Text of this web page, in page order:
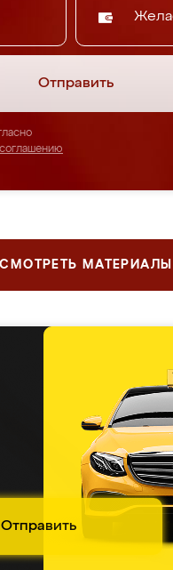
Отправить
соглашению
МАТЕРИАЛЫ
Отправить